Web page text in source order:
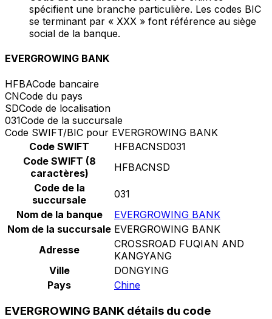
spécifient une branche particulière. Les codes BIC
se terminant par « XXX » font référence au siège
social de la banque.
EVERGROWING BANK
HFBACode bancaire
CNCode du pays
SDCode de localisation
031Code de la succursale
Code SWIFT/BIC pour EVERGROWING BANK
Code SWIFT
HFBACNSD031
Code SWIFT (8
caractères)
HFBACNSD
Code de la
succursale
031
Nom de la banque
EVERGROWING BANK
Nom de la succursale EVERGROWING BANK
Adresse
CROSSROAD FUQIAN AND
KANGYANG
Ville
DONGYING
Pays
Chine
EVERGROWING BANK détails du code